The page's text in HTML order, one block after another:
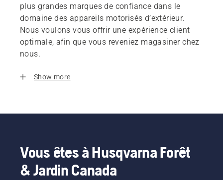
plus grandes marques de confiance dans le
domaine des appareils motorisés d’extérieur.
Nous voulons vous offrir une expérience client
optimale, afin que vous reveniez magasiner chez
nous.
Show more
Vous êtes à Husqvarna Forêt
& Jardin Canada